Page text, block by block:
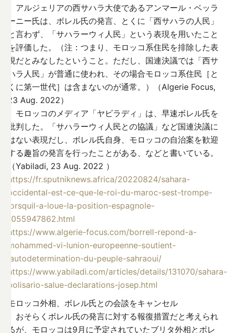
アルジェリアの西サハラ大使であるアンマール・ベッラ
ーニー氏は、ボレル氏の発言、とくに「西サハラの人民」
と言わず、「サハラーウィ人民」という表現を用いたこと
を評価した。（注：つまり、モロッコ系住民を排除した表
現だとみなしたということ。ただし、国連決議では「西サ
ハラ人民」が普通に使われ、その場合モロッコ系住民［と
くに第一世代］は含まないのが通常。）（Algerie Focus,
23 Aug. 2022）
モロッコのメディア「ヤビラディ」は、早速ボレル氏を
批判した。「サハラーウィ人民との協議」など国連決議に
はない表現だし、ボレル氏自身、モロッコの自治案を歓迎
する趣旨の発言を行ったことがある、などと書いている。
（Yabiladi, 23 Aug. 2022 ）
https://fr.sputniknews.africa/20220824/sahara-
occidental-est-ce-que-le-roi-du-maroc-sest-trompe-
lorsquil-a-loue-la-position-espagnole-
1055947862.html
https://www.algerie-focus.com/borrell-repond-a-
mohammed-vi-lunion-europeenne-soutient-
lautodetermination-du-peuple-sahraoui/
https://www.yabiladi.com/articles/details/131070/sahara-
polisario-salue-declarations-josep.html
モロッコ外相、ボレル氏との会談をキャンセル
おそらくボレル氏の発言に対する報復措置だと考えられ
るが、モロッコは9月に予定されていたブリタ外相とボレ